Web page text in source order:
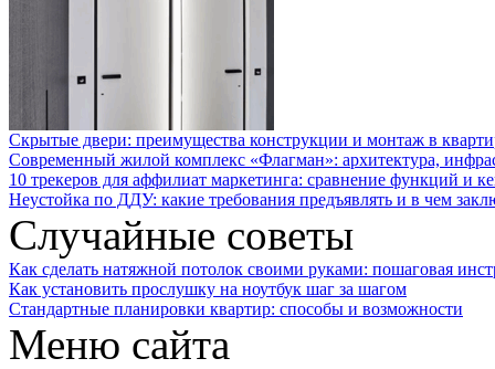
Скрытые двери: преимущества конструкции и монтаж в
Современный жилой комплекс «Флагман»: архитектура,
10 трекеров для аффилиат маркетинга: сравнение функций и
Неустойка по ДДУ: какие требования предъявлять и в чем
Случайные советы
Как сделать натяжной потолок своими руками: пошаговая
Как установить прослушку на ноутбук шаг за шагом
Стандартные планировки квартир: способы и возможности
Меню сайта